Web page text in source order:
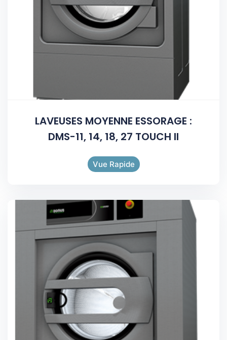
LAVEUSES MOYENNE ESSORAGE :
DMS-11, 14, 18, 27 TOUCH II
Vue Rapide